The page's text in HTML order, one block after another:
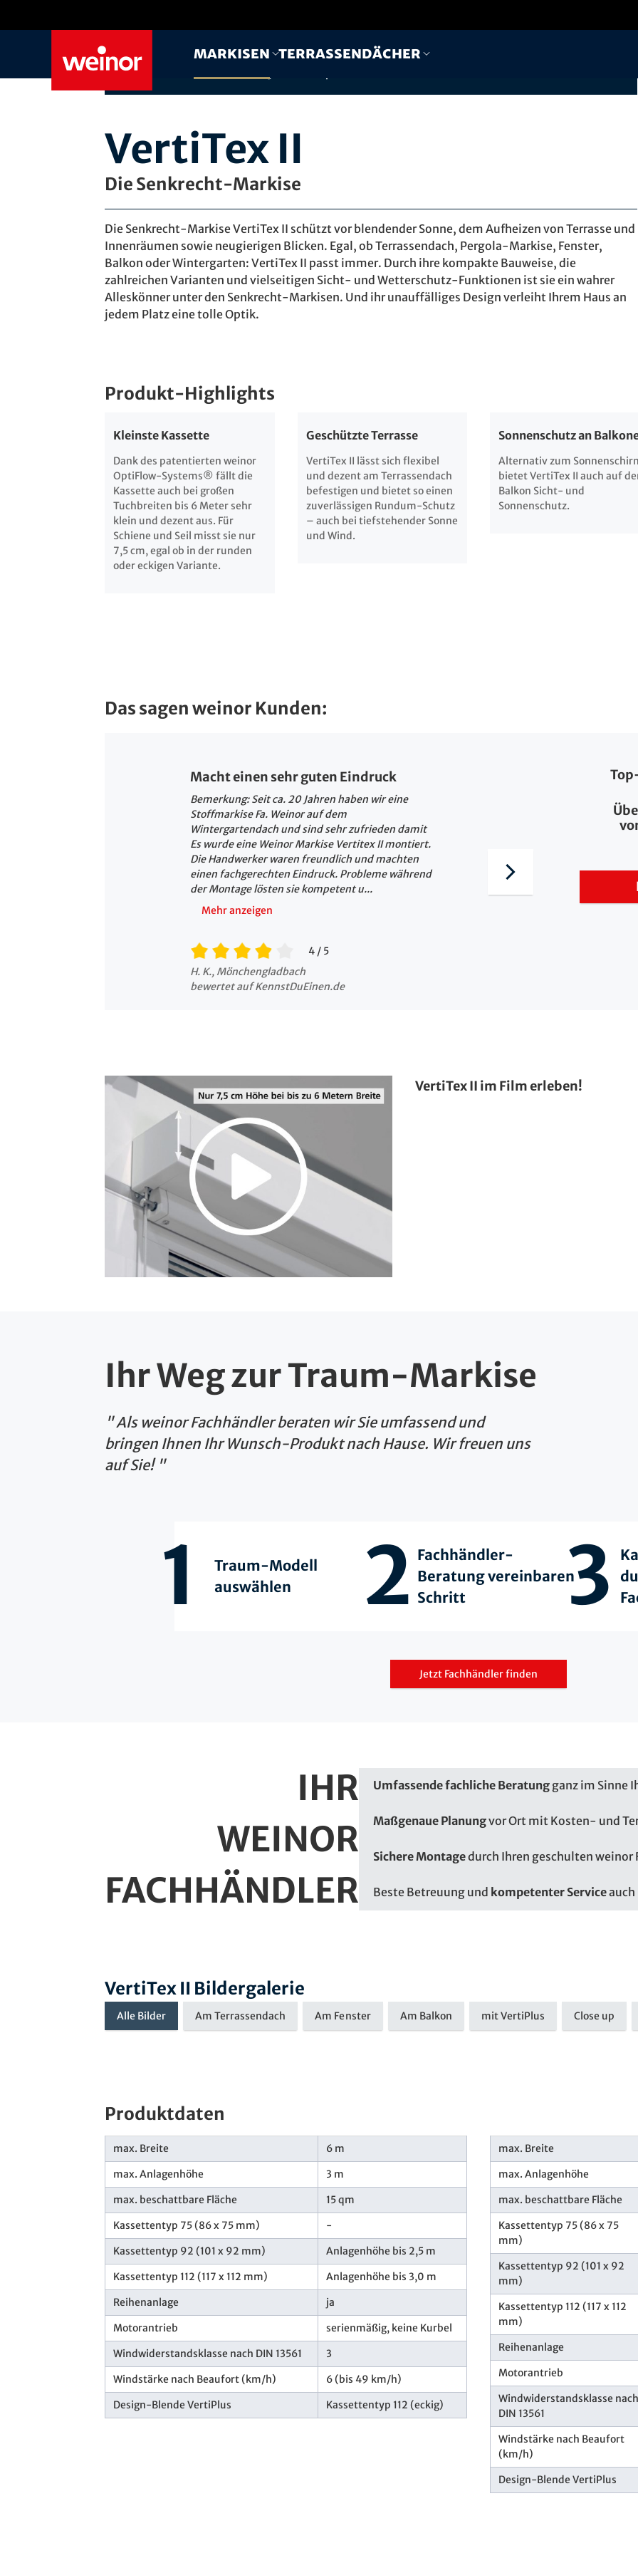
Markisen Terrassendächer
Erfahrung ausüber 60
Hergestellt und montiert
VertiTex II
Die Senkrecht-Markise
Die Senkrecht-Markise VertiTex II schützt vor blendender Sonne, dem Aufheizen von Terrasse und
Innenräumen sowie neugierigen Blicken. Egal, ob Terrassendach, Pergola-Markise, Fenster,
Balkon oder Wintergarten: VertiTex II passt immer. Durch ihre kompakte Bauweise, die
zahlreichen Varianten und vielseitigen Sicht- und Wetterschutz-Funktionen ist sie ein wahrer
Alleskönner unter den Senkrecht-Markisen. Und ihr unauffälliges Design verleiht Ihrem Haus an
jedem Platz eine tolle Optik.
Produkt-Highlights
Kleinste Kassette
Dank des patentierten weinor
OptiFlow-Systems® fällt die
Kassette auch bei großen
Tuchbreiten bis 6 Meter sehr
klein und dezent aus. Für
Schiene und Seil misst sie nur
7,5 cm, egal ob in der runden
oder eckigen Variante.
Geschützte Terrasse
VertiTex II lässt sich flexibel
und dezent am Terrassendach
befestigen und bietet so einen
zuverlässigen Rundum-Schutz
– auch bei tiefstehender Sonne
und Wind.
Sonnenschutz an
Alternativ zum
bietet VertiTex II auch auf
Balkon Sicht- und
Sonnenschutz.
Das sagen weinor Kunden:
Macht einen sehr guten Eindruck
Bemerkung: Seit ca. 20 Jahren haben wir eine
Stoffmarkise Fa. Weinor auf dem
Wintergartendach und sind sehr zufrieden damit
Es wurde eine Weinor Markise Vertitex II montiert.
Die Handwerker waren freundlich und machten
einen fachgerechten Eindruck. Probleme während
der Montage lösten sie kompetent u...
Mehr anzeigen
4 / 5
H. K., Mönchengladbach
bewertet auf KennstDuEinen.de
Sehr sorgfältig!
3x Weinor Vertitex II Zip
Kanal-Handsender, top
Montage und
W. D., Monheim am
bewertet auf
VertiTex II im Film erleben!
Ihr Weg zur Traum-Markise
Als weinor Fachhändler beraten wir Sie umfassend und
bringen Ihnen Ihr Wunsch-Produkt nach Hause. Wir freuen uns
auf Sie!
1
Traum-Modell
auswählen
2 Fachhändler-
Beratung vereinbaren
Schritt
3
Jetzt Fachhändler finden
IHR
WEINOR
FACHHÄNDLER
Umfassende fachliche Beratung ganz im Sinne
Maßgenaue Planungvor Ort mit Kosten- und
Sichere Montagedurch Ihren geschulten weinor
Beste Betreuung und kompetenter Serviceauch
VertiTex II Bildergalerie
Alle Bilder Am Terrassendach Am Fenster Am Balkon mit VertiPlus Close up
Produktdaten
max. Breite
6 m
max. Anlagenhöhe
3 m
max. beschattbare Fläche
15 qm
Kassettentyp 75 (86 x 75 mm)
-
Kassettentyp 92 (101 x 92 mm)
Anlagenhöhe bis 2,5 m
Kassettentyp 112 (117 x 112 mm)
Anlagenhöhe bis 3,0 m
Reihenanlage
ja
Motorantrieb
serienmäßig, keine Kurbel
Windwiderstandsklasse nach DIN 13561
3
Windstärke nach Beaufort (km/h)
6 (bis 49 km/h)
Design-Blende VertiPlus
Kassettentyp 112 (eckig)
max. Breite
max. Anlagenhöhe
max. beschattbare Fläche
Kassettentyp 75 (86 x 75
mm)
Kassettentyp 92 (101 x 92
mm)
Kassettentyp 112 (117 x 112
mm)
Reihenanlage
Motorantrieb
Windwiderstandsklasse nach
DIN 13561
Windstärke nach Beaufort
(km/h)
Design-Blende VertiPlus